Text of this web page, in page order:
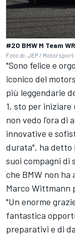
#20 BMW M Team
Foto di: JEP / Motorsport
"Sono felice e
iconico del
più leggendarie
1, sto per iniziare
non vedo l'ora di
innovative e
durata", ha detto
suoi compagni di
che BMW non ha
Marco Wittmann
"Un enorme
fantastica
preparativi e di